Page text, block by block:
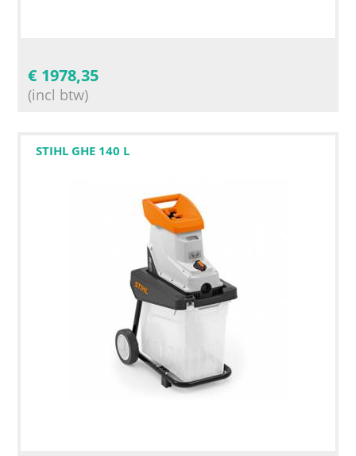
€ 1978,35
(incl btw)
STIHL GHE 140 L